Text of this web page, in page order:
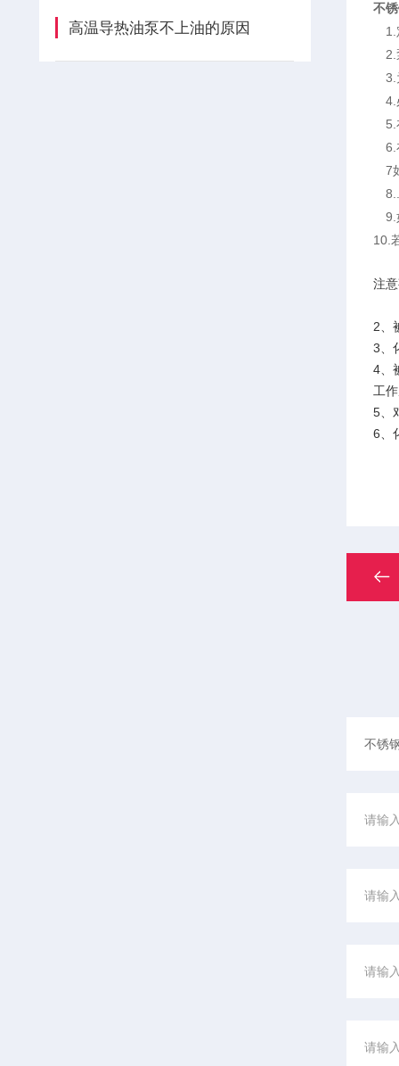
高温导热油泵不上油的原因
不
1.
2.
3.
4.
5.
6.
7
8..
9.
10.
注
2、
3、
4、
工
5、
6、